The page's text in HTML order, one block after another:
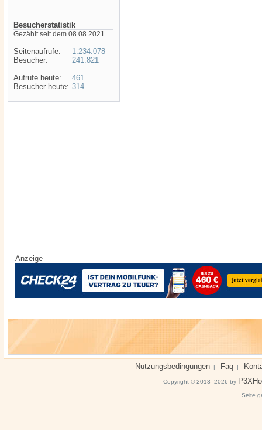
Besucherstatistik
Gezählt seit dem 08.08.2021
Seitenaufrufe:
Besucher:
Aufrufe heute:
Besucher heute:
1.234.078
241.821
461
314
Anzeige
Nutzungsbedingungen | Faq |
Copyright © 2013 -2026 by
Seite